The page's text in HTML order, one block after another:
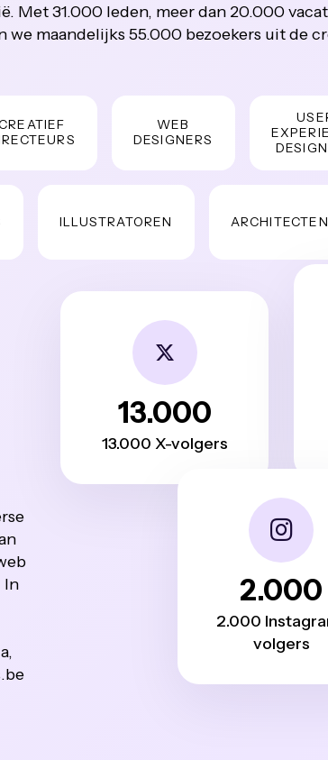
Met 31.000 leden, meer dan 20.000
we maandelijks 55.000 bezoekers uit de
WEB
DESIGNERS
USER
EXPERIENCE
DESIGNERS
ILLUSTRATOREN ARCHITECTEN
In
13.000
13.000 X-volgers
2.000
2.000
volgers